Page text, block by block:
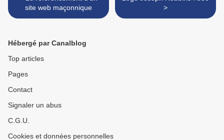
site web maçonnique
>
Hébergé par Canalblog
Top articles
Pages
Contact
Signaler un abus
C.G.U.
Cookies et données personnelles